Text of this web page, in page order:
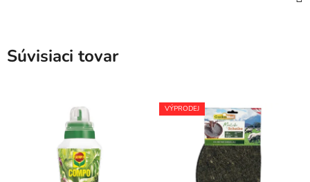
Súvisiaci tovar
VÝPRODEJ